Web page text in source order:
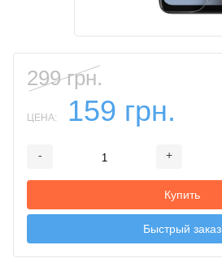
299 грн.
ЦЕНА: 159 грн.
- +
Купить
Быстрый заказ